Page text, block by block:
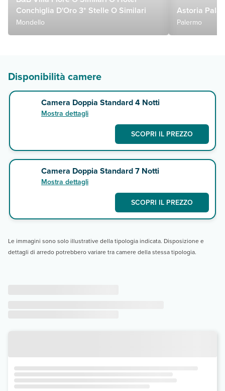
Conchiglia D'Oro 3* Stelle O Similari
Mondello
Astoria
Palermo
Disponibilità camere
Camera Doppia Standard 4 Notti
Mostra dettagli
SCOPRI IL PREZZO
Camera Doppia Standard 7 Notti
Mostra dettagli
SCOPRI IL PREZZO
Le immagini sono solo illustrative della tipologia indicata. Disposizione e
dettagli di arredo potrebbero variare tra camere della stessa tipologia.